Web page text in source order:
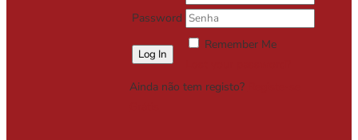
Password
Remember Me
Ainda não tem registo?